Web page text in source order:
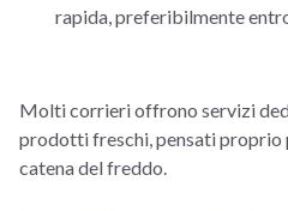
rapida, preferibilmente
Molti corrieri offrono servizi
prodotti freschi, pensati
catena del freddo.